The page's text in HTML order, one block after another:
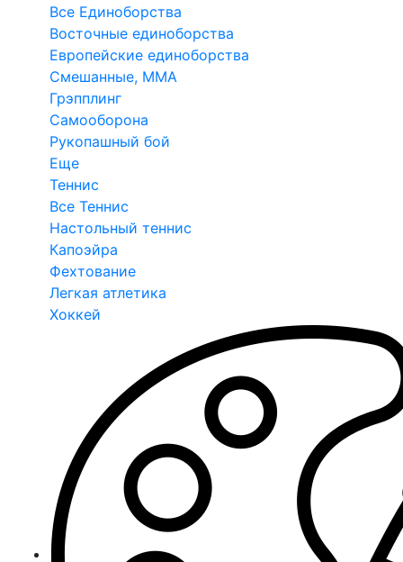
Все Единоборства
Восточные единоборства
Европейские единоборства
Смешанные, ММА
Грэпплинг
Самооборона
Рукопашный бой
Еще
Теннис
Все Теннис
Настольный теннис
Капоэйра
Фехтование
Легкая атлетика
Хоккей